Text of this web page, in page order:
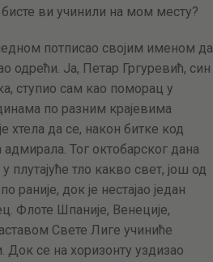
ви учинили на мом месту?
потписао својим именом да
Ја, Петар Гргуревић, син
ступио сам као поморац у
по разним крајевима
хтела да се, након битке код
Тог октобарског дана
плутајуће тло какво свет, још од
раније, док је нестајао један
Флоте Шпаније, Венеције,
Свете Лиге учиниће
се на хоризонту уздизао